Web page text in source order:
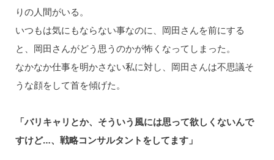
りの人間がいる。
いつもは気にもならない事なのに、岡田さんを前にする
と、岡田さんがどう思うのかが怖くなってしまった。
なかなか仕事を明かさない私に対し、岡田さんは不思議そ
うな顔をして首を傾げた。
「バリキャリとか、そういう風には思って欲しくないんで
すけど…、戦略コンサルタントをしてます」